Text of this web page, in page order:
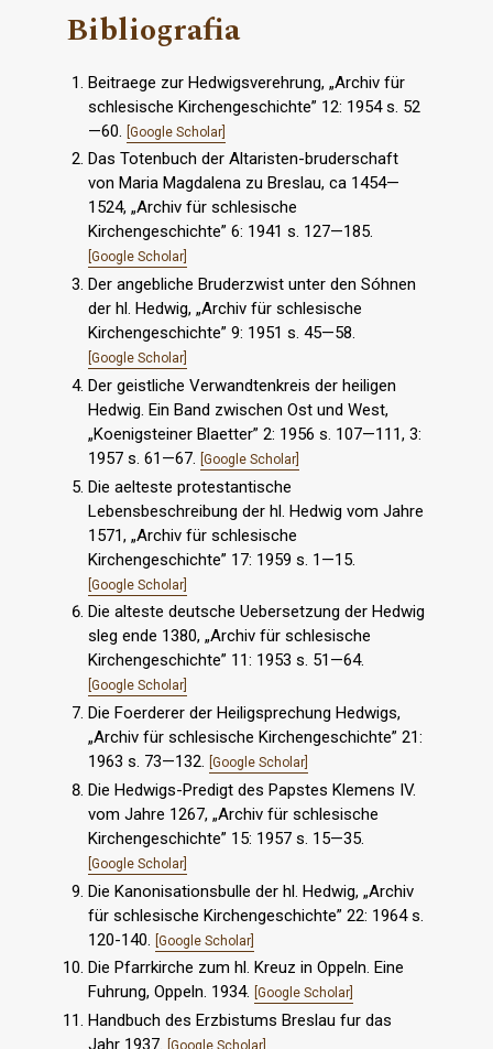
Bibliografia
Beitraege zur Hedwigsverehrung, „Archiv für
schlesische Kirchengeschichte” 12: 1954 s. 52
—60.
[Google Scholar]
Das Totenbuch der Altaristen-bruderschaft
von Maria Magdalena zu Breslau, ca 1454—
1524, „Archiv für schlesische
Kirchengeschichte” 6: 1941 s. 127—185.
[Google Scholar]
Der angebliche Bruderzwist unter den Sóhnen
der hl. Hedwig, „Archiv für schlesische
Kirchengeschichte” 9: 1951 s. 45—58.
[Google Scholar]
Der geistliche Verwandtenkreis der heiligen
Hedwig. Ein Band zwischen Ost und West,
„Koenigsteiner Blaetter” 2: 1956 s. 107—111, 3:
1957 s. 61—67. [Google Scholar]
Die aelteste protestantische
Lebensbeschreibung der hl. Hedwig vom Jahre
1571, „Archiv für schlesische
Kirchengeschichte” 17: 1959 s. 1—15.
[Google Scholar]
Die alteste deutsche Uebersetzung der Hedwig
sleg ende 1380, „Archiv für schlesische
Kirchengeschichte” 11: 1953 s. 51—64.
[Google Scholar]
Die Foerderer der Heiligsprechung Hedwigs,
„Archiv für schlesische Kirchengeschichte” 21:
1963 s. 73—132. [Google Scholar]
Die Hedwigs-Predigt des Papstes Klemens IV.
vom Jahre 1267, „Archiv für schlesische
Kirchengeschichte” 15: 1957 s. 15—35.
[Google Scholar]
Die Kanonisationsbulle der hl. Hedwig, „Archiv
für schlesische Kirchengeschichte” 22: 1964 s.
120-140.
[Google Scholar]
Die Pfarrkirche zum hl. Kreuz in Oppeln. Eine
Fuhrung, Oppeln. 1934. [Google Scholar]
Handbuch des Erzbistums Breslau fur das
Jahr 1937. [Google Scholar]